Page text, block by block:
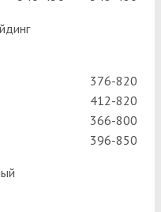
376-820
412-820
366-800
396-850